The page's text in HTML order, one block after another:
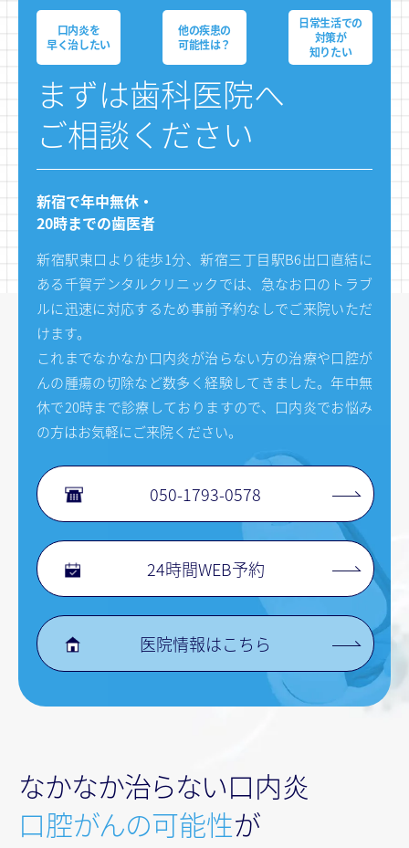
口内炎を
早く治したい
他の疾患の
可能性は？
日常生活での
対策が
知りたい
まずは⻭科医院へ
ご相談ください
新宿で年中無休・
20時までの⻭医者
新宿駅東口より徒歩1分、新宿三丁目駅B6出口直結に
ある千賀デンタルクリニックでは、急なお口のトラブ
ルに迅速に対応するため事前予約なしでご来院いただ
けます。
これまでなかなか口内炎が治らない方の治療や口腔が
んの腫瘍の切除など数多く経験してきました。年中無
休で20時まで診療しておりますので、口内炎でお悩み
の方はお気軽にご来院ください。
050-1793-0578
24時間WEB予約
医院情報はこちら
なかなか治らない口内炎
口腔がんの可能性が